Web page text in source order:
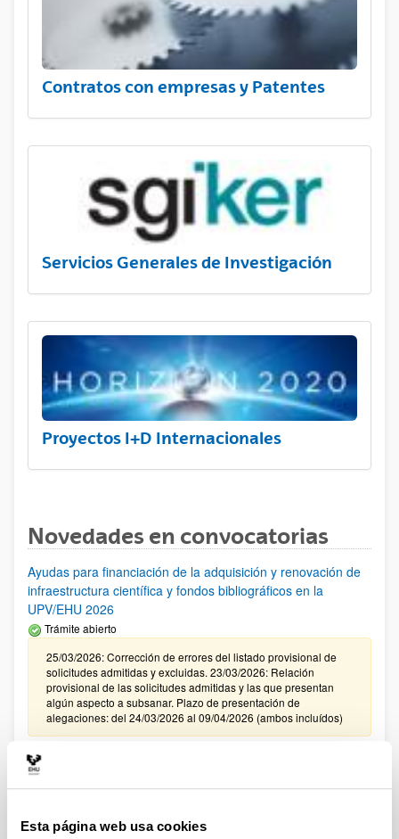
Esta página web usa cookies
Contratos con empresas y Patentes
Servicios Generales de Investigación
Proyectos I+D Internacionales
Novedades en convocatorias
Ayudas para financiación de la adquisición y renovación de
infraestructura científica y fondos bibliográficos en la
UPV/EHU 2026
Trámite abierto
25/03/2026: Corrección de errores del listado provisional de
solicitudes admitidas y excluidas. 23/03/2026: Relación
provisional de las solicitudes admitidas y las que presentan
algún aspecto a subsanar. Plazo de presentación de
alegaciones: del 24/03/2026 al 09/04/2026 (ambos incluídos)
Convocatoria de ayudas para el fomento de la cultura
científica, tecnológica y de la innovación (FECYT) 2026
Plazo interno para envío documentación: propuestas